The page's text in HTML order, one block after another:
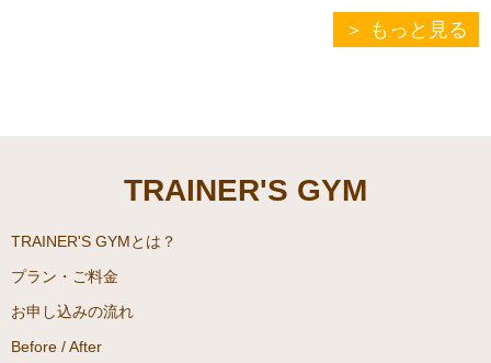
にこの記事がお役に立つこと
しまうことで起こる精神疾患
法を、詳しくお話していきま
い下さい。一人でも多くの方
もっと見る
TRAINER'S GYM
TRAINER'S GYMとは？
プラン・ご料金
お申し込みの流れ
Before / After